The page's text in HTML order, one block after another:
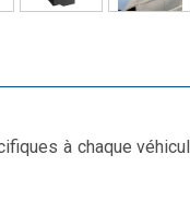
à chaque